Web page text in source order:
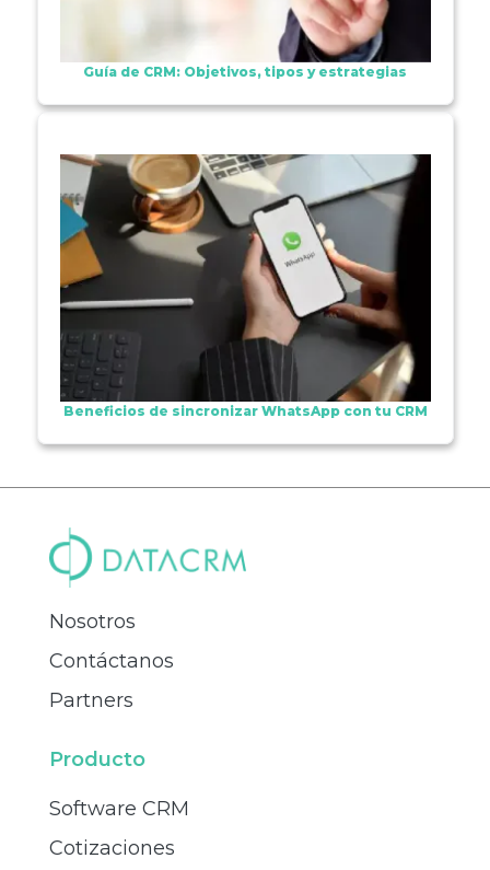
Guía de CRM: Objetivos, tipos y estrategias
Beneficios de sincronizar WhatsApp con tu CRM
Nosotros
Contáctanos
Partners
Producto
Software CRM
Cotizaciones